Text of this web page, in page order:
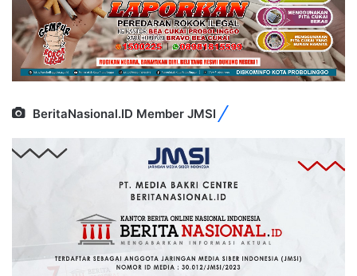
BeritaNasional.ID Member JMSI